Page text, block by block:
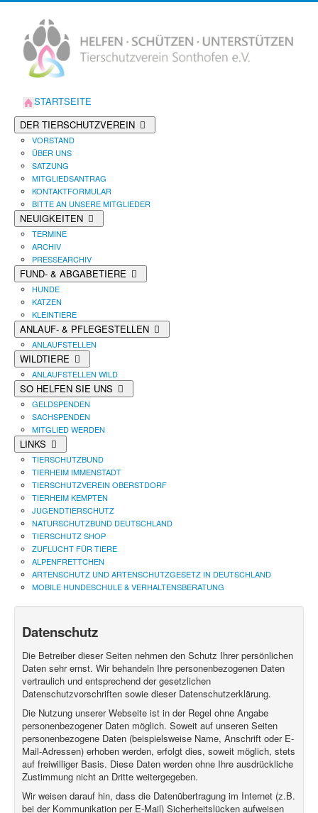
STARTSEITE
DER TIERSCHUTZVEREIN
VORSTAND
ÜBER UNS
SATZUNG
MITGLIEDSANTRAG
KONTAKTFORMULAR
BITTE AN UNSERE MITGLIEDER
NEUIGKEITEN
TERMINE
ARCHIV
PRESSEARCHIV
FUND- & ABGABETIERE
HUNDE
KATZEN
KLEINTIERE
ANLAUF- & PFLEGESTELLEN
ANLAUFSTELLEN
WILDTIERE
ANLAUFSTELLEN WILD
SO HELFEN SIE UNS
GELDSPENDEN
SACHSPENDEN
MITGLIED WERDEN
LINKS
TIERSCHUTZBUND
TIERHEIM IMMENSTADT
TIERSCHUTZVEREIN OBERSTDORF
TIERHEIM KEMPTEN
JUGENDTIERSCHUTZ
NATURSCHUTZBUND DEUTSCHLAND
TIERSCHUTZ SHOP
ZUFLUCHT FÜR TIERE
ALPENFRETTCHEN
ARTENSCHUTZ UND ARTENSCHUTZGESETZ IN DEUTSCHLAND
MOBILE HUNDESCHULE & VERHALTENSBERATUNG
Datenschutz
Die Betreiber dieser Seiten nehmen den Schutz Ihrer persönlichen
Daten sehr ernst. Wir behandeln Ihre personenbezogenen Daten
vertraulich und entsprechend der gesetzlichen
Datenschutzvorschriften sowie dieser Datenschutzerklärung.
Die Nutzung unserer Webseite ist in der Regel ohne Angabe
personenbezogener Daten möglich. Soweit auf unseren Seiten
personenbezogene Daten (beispielsweise Name, Anschrift oder E-
Mail-Adressen) erhoben werden, erfolgt dies, soweit möglich, stets
auf freiwilliger Basis. Diese Daten werden ohne Ihre ausdrückliche
Zustimmung nicht an Dritte weitergegeben.
Wir weisen darauf hin, dass die Datenübertragung im Internet (z.B.
bei der Kommunikation per E-Mail) Sicherheitslücken aufweisen